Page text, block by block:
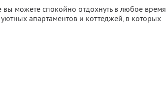
вы можете спокойно отдохнуть в любое время
апартаментов и коттеджей, в которых